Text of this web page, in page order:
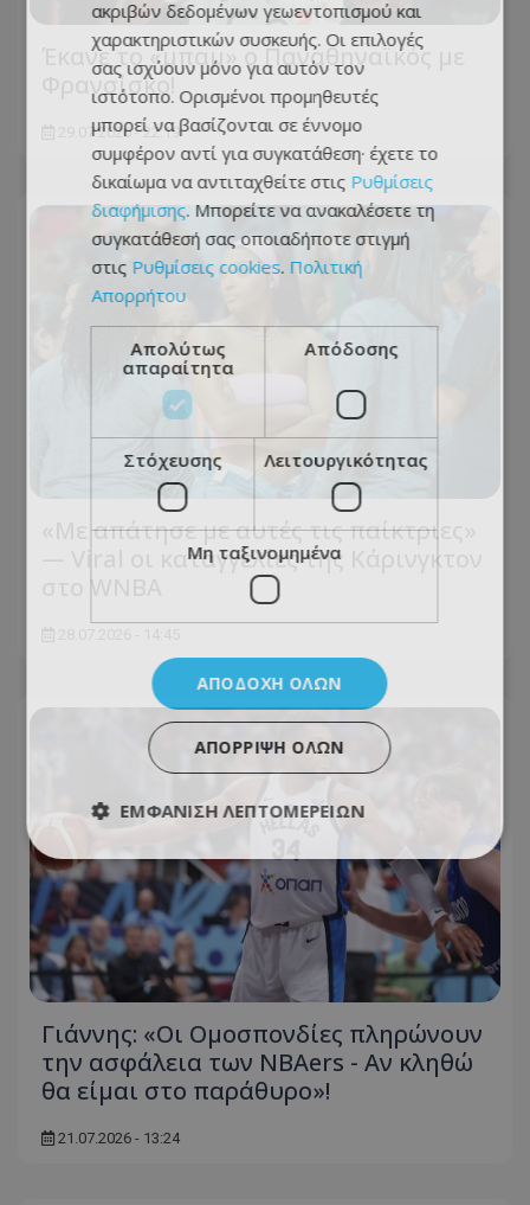
Έκανε το «μπαμ» ο Παναθηναϊκός με
Φρανσίσκο!
29.07.2026 - 22:19
«Με απάτησε με αυτές τις παίκτριες»
— Viral οι καταγγελίες της Κάρινγκτον
Γιάννης: «Οι Ομοσπονδίες πληρώνουν
την ασφάλεια των NBAers - Αν κληθώ
θα είμαι στο παράθυρο»!
21.07.2026 - 13:24
ακριβών δεδομένων γεωεντοπισμού και
χαρακτηριστικών συσκευής. Οι επιλογές
σας ισχύουν μόνο για αυτόν τον
ιστότοπο. Ορισμένοι προμηθευτές
μπορεί να βασίζονται σε έννομο
συμφέρον αντί για συγκατάθεση· έχετε το
δικαίωμα να αντιταχθείτε στις Ρυθμίσεις
διαφήμισης. Μπορείτε να ανακαλέσετε τη
συγκατάθεσή σας οποιαδήποτε στιγμή
στις Ρυθμίσεις cookies. Πολιτική
Απορρήτου
Απολύτως
απαραίτητα
Απόδοσης
Στόχευσης Λειτουργικότητας
Μη ταξινομημένα
ΑΠΟΔΟΧΉ ΌΛΩΝ
ΑΠΌΡΡΙΨΗ ΌΛΩΝ
ΕΜΦΆΝΙΣΗ ΛΕΠΤΟΜΕΡΕΙΏΝ